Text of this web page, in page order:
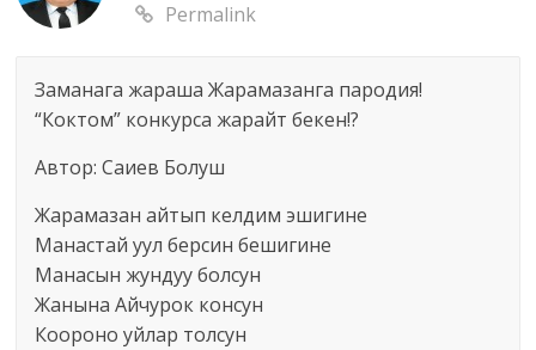
Permalink
Заманага жараша Жарамазанга пародия!
“Коктом” конкурса жарайт бекен!?
Автор: Саиев Болуш
Жарамазан айтып келдим эшигине
Манастай уул берсин бешигине
Манасын жундуу болсун
Жанына Айчурок консун
Коороно уйлар толсун